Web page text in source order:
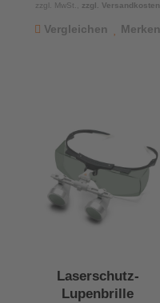
zzgl. MwSt., zzgl. Versandkosten
Vergleichen Merken
Laserschutz-
Lupenbrille